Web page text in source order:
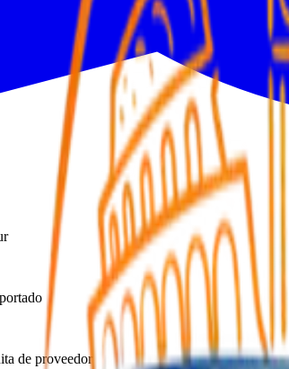
de proveedor